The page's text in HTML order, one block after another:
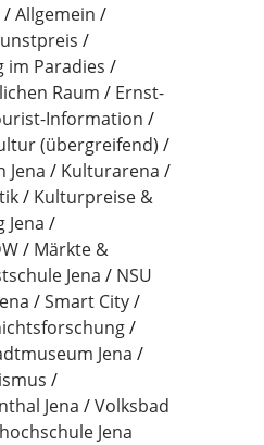
Allgemein
im Paradies
Raum
Ernst-
Information
(übergreifend)
Jena
Kulturarena
Kulturpreise &
Jena
Märkte &
Jena
NSU
Smart City
Jena
Jena
Volksbad
Jena